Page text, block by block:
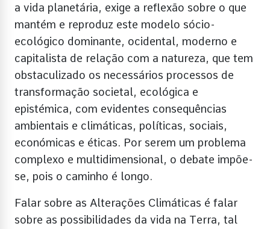
a vida planetária, exige a reflexão sobre o que
mantém e reproduz este modelo sócio-
ecológico dominante, ocidental, moderno e
capitalista de relação com a natureza, que tem
obstaculizado os necessários processos de
transformação societal, ecológica e
epistémica, com evidentes consequências
ambientais e climáticas, políticas, sociais,
económicas e éticas. Por serem um problema
complexo e multidimensional, o debate impõe-
se, pois o caminho é longo.
Falar sobre as Alterações Climáticas é falar
sobre as possibilidades da vida na Terra, tal